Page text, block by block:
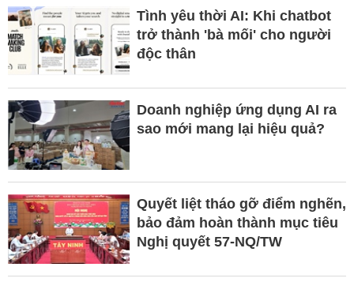
Tình yêu thời AI: Khi chatbot
trở thành 'bà mối' cho người
độc thân
Doanh nghiệp ứng dụng AI ra
sao mới mang lại hiệu quả?
Quyết liệt tháo gỡ điểm nghẽn,
bảo đảm hoàn thành mục tiêu
Nghị quyết 57-NQ/TW